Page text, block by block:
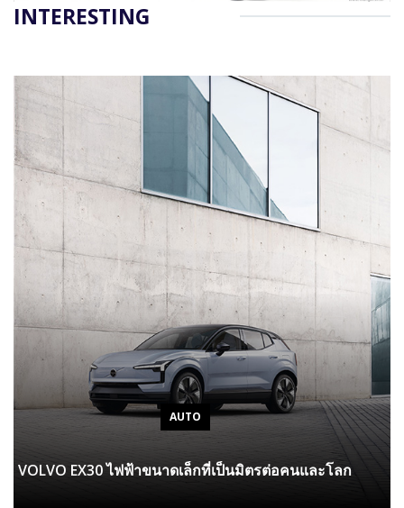
INTERESTING
AUTO
New Honda City e : HEV RS รุ่นใหม่ อัปความสปอร์ต
AUTO
VOLVO EX30 ไฟฟ้าขนาดเล็กที่เป็นมิตรต่อคนและโลก